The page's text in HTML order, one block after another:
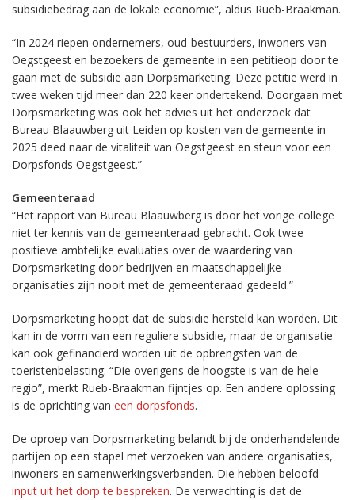
subsidiebedrag aan de lokale economie”, aldus Rueb-Braakman.
“In 2024 riepen ondernemers, oud-bestuurders, inwoners van
Oegstgeest en bezoekers de gemeente in een petitieop door te
gaan met de subsidie aan Dorpsmarketing. Deze petitie werd in
twee weken tijd meer dan 220 keer ondertekend. Doorgaan met
Dorpsmarketing was ook het advies uit het onderzoek dat
Bureau Blaauwberg uit Leiden op kosten van de gemeente in
2025 deed naar de vitaliteit van Oegstgeest en steun voor een
Dorpsfonds Oegstgeest.”
Gemeenteraad
“Het rapport van Bureau Blaauwberg is door het vorige college
niet ter kennis van de gemeenteraad gebracht. Ook twee
positieve ambtelijke evaluaties over de waardering van
Dorpsmarketing door bedrijven en maatschappelijke
organisaties zijn nooit met de gemeenteraad gedeeld.”
Dorpsmarketing hoopt dat de subsidie hersteld kan worden. Dit
kan in de vorm van een reguliere subsidie, maar de organisatie
kan ook gefinancierd worden uit de opbrengsten van de
toeristenbelasting. “Die overigens de hoogste is van de hele
regio”, merkt Rueb-Braakman fijntjes op. Een andere oplossing
is de oprichting van een dorpsfonds.
De oproep van Dorpsmarketing belandt bij de onderhandelende
partijen op een stapel met verzoeken van andere organisaties,
inwoners en samenwerkingsverbanden. Die hebben beloofd
input uit het dorp te bespreken. De verwachting is dat de